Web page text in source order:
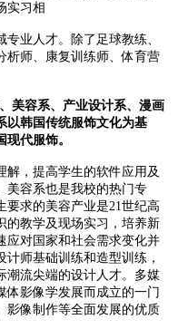
实习相
业人才。除了足球教练、
析师、康复训练师、体育营
容系、产业设计系、漫画
以韩国传统服饰文化为基
代服饰。
，提高学生的软件应用及
美容系也是我校的热门专
要求的美容产业是21世纪高
的教学及现场实习，培养新
应对国家和社会需求变化并
师基础训练和造型训练，
潮流尖端的设计人才。多媒
体影像学发展而成立的一门
影像制作等全面发展的优质